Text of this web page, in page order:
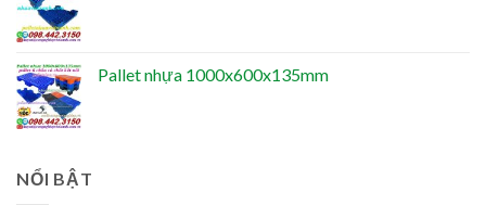
Pallet nhựa 1000x600x135mm
NỔI BẬT